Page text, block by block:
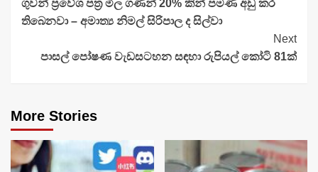
Reading
ගුවන් ප්‍රවේශ පත්‍ර මිල ගණන් 20% කින් පමණ අඩු කර
තිබෙනවා – අමාත්‍ය නිමල් සිරිපාල ද සිල්වා
Next
පාසල් පෝෂණ වැඩසටහන සඳහා රුපියල් කෝටි 81ක්
More Stories